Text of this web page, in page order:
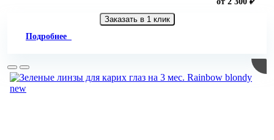
Заказать в 1 клик
Подробнее
new